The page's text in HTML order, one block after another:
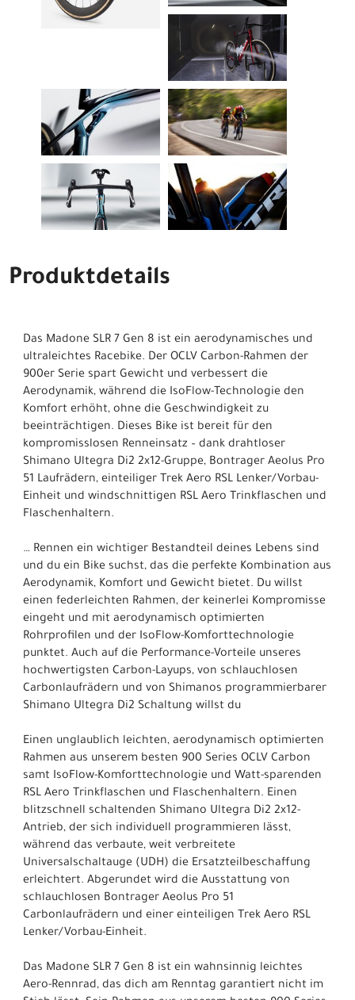
Produktdetails
Das Madone SLR 7 Gen 8 ist ein aerodynamisches und
ultraleichtes Racebike. Der OCLV Carbon-Rahmen der
900er Serie spart Gewicht und verbessert die
Aerodynamik, während die IsoFlow-Technologie den
Komfort erhöht, ohne die Geschwindigkeit zu
beeinträchtigen. Dieses Bike ist bereit für den
kompromisslosen Renneinsatz – dank drahtloser
Shimano Ultegra Di2 2x12-Gruppe, Bontrager Aeolus Pro
51 Laufrädern, einteiliger Trek Aero RSL Lenker/Vorbau-
Einheit und windschnittigen RSL Aero Trinkflaschen und
Flaschenhaltern.
… Rennen ein wichtiger Bestandteil deines Lebens sind
und du ein Bike suchst, das die perfekte Kombination aus
Aerodynamik, Komfort und Gewicht bietet. Du willst
einen federleichten Rahmen, der keinerlei Kompromisse
eingeht und mit aerodynamisch optimierten
Rohrprofilen und der IsoFlow-Komforttechnologie
punktet. Auch auf die Performance-Vorteile unseres
hochwertigsten Carbon-Layups, von schlauchlosen
Carbonlaufrädern und von Shimanos programmierbarer
Shimano Ultegra Di2 Schaltung willst du
Einen unglaublich leichten, aerodynamisch optimierten
Rahmen aus unserem besten 900 Series OCLV Carbon
samt IsoFlow-Komforttechnologie und Watt-sparenden
RSL Aero Trinkflaschen und Flaschenhaltern. Einen
blitzschnell schaltenden Shimano Ultegra Di2 2x12-
Antrieb, der sich individuell programmieren lässt,
während das verbaute, weit verbreitete
Universalschaltauge (UDH) die Ersatzteilbeschaffung
erleichtert. Abgerundet wird die Ausstattung von
schlauchlosen Bontrager Aeolus Pro 51
Carbonlaufrädern und einer einteiligen Trek Aero RSL
Lenker/Vorbau-Einheit.
Das Madone SLR 7 Gen 8 ist ein wahnsinnig leichtes
Aero-Rennrad, das dich am Renntag garantiert nicht im